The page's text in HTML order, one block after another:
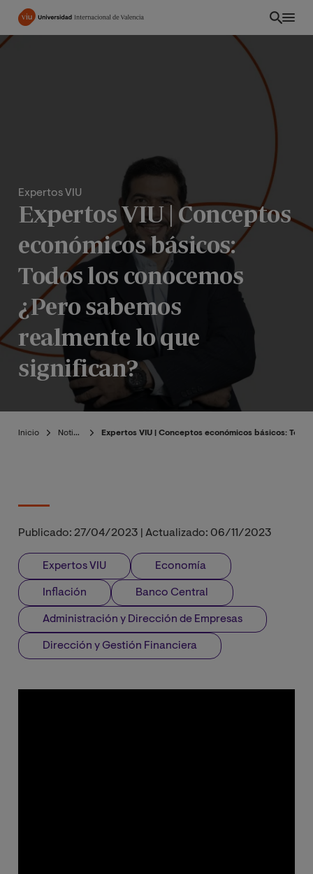
Pasar
contenido
Expertos VIU
Expertos VIU | Conceptos
económicos básicos:
Todos los conocemos
¿Pero sabemos
realmente lo que
significan?
Inicio Noticias Expertos VIU | Conceptos económicos básicos:
Publicado: 27/04/2023 Actualizado: 06/11/2023
Expertos VIU Economía
Inflación Banco Central
Administración y Dirección de Empresas
Dirección y Gestión Financiera